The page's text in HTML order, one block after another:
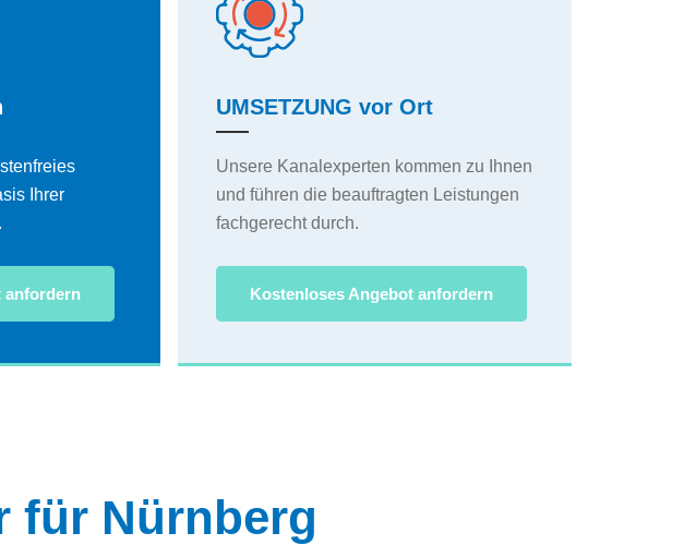
Ihrer
anfordern
UMSETZUNG vor Ort
Unsere Kanalexperten kommen zu Ihnen
und führen die beauftragten Leistungen
fachgerecht durch.
Kostenloses Angebot anfordern
für Nürnberg